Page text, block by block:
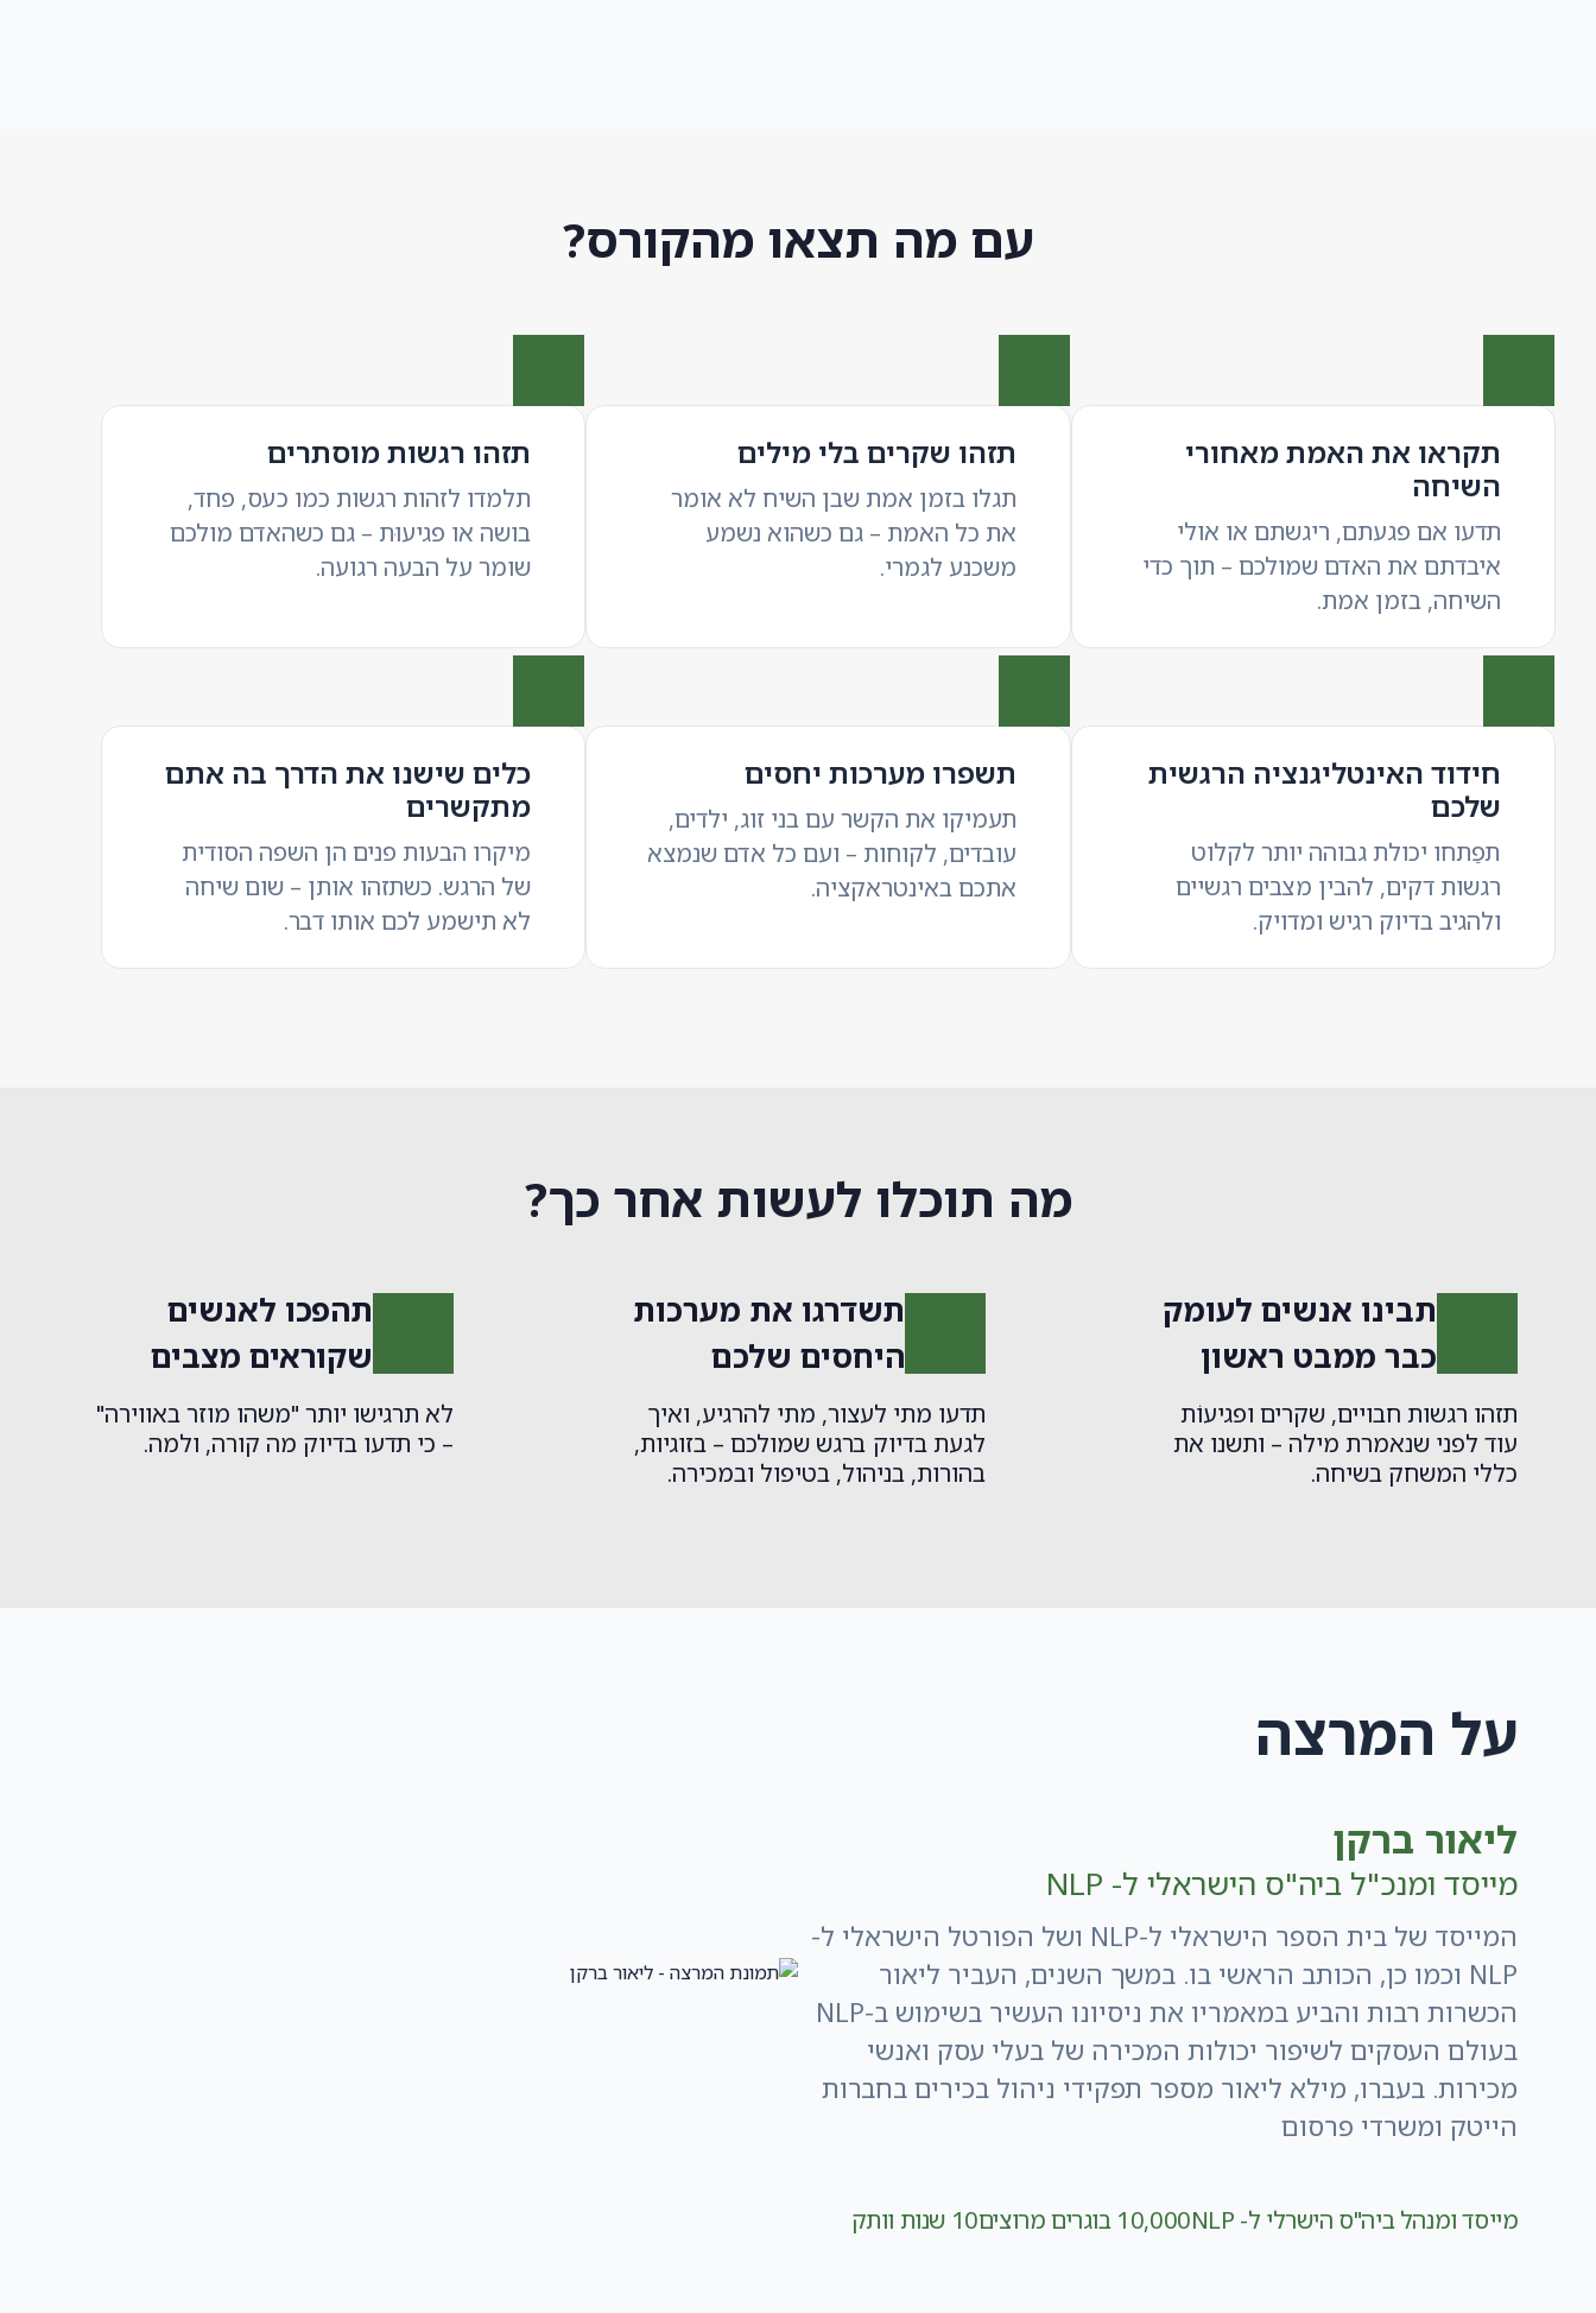
עם מה תצאו מהקורס?
תקראו את האמת מאחורי
השיחה
תדעו אם פגעתם, ריגשתם או אולי
איבדתם את האדם שמולכם – תוך כדי
השיחה, בזמן אמת.
תזהו שקרים בלי מילים
תגלו בזמן אמת שבן השיח לא אומר
את כל האמת – גם כשהוא נשמע
משכנע לגמרי.
תזהו רגשות מוסתרים
תלמדו לזהות רגשות כמו כעס, פחד,
בושה או פגיעוּת – גם כשהאדם מולכם
שומר על הבעה רגועה.
חידוד האינטליגנציה הרגשית
שלכם
תפַתחו יכולת גבוהה יותר לקלוט
רגשות דקים, להבין מצבים רגשיים
ולהגיב בדיוק רגיש ומדויק.
תשפרו מערכות יחסים
תעמיקו את הקשר עם בני זוג, ילדים,
עובדים, לקוחות – ועם כל אדם שנמצא
אתכם באינטראקציה.
כלים שישנו את הדרך בה אתם
מתקשרים
מיקרו הבעות פנים הן השפה הסודית
של הרגש. כשתזהו אותן – שום שיחה
לא תישמע לכם אותו דבר.
מה תוכלו לעשות אחר כך?
תבינו אנשים לעומק
כבר ממבט ראשון
תזהו רגשות חבויים, שקרים ופגיעוֹת
עוד לפני שנאמרת מילה – ותשנו את
כללי המשחק בשיחה.
תשדרגו את מערכות
היחסים שלכם
תדעו מתי לעצור, מתי להרגיע, ואיך
לגעת בדיוק ברגש שמולכם – בזוגיות,
בהורות, בניהול, בטיפול ובמכירה.
תהפכו לאנשים
שקוראים מצבים
לא תרגישו יותר "משהו מוזר באווירה"
– כי תדעו בדיוק מה קורה, ולמה.
על המרצה
ליאור ברקן
מייסד ומנכ"ל ביה"ס הישראלי ל- NLP
המייסד של בית הספר הישראלי ל-NLP ושל הפורטל הישראלי ל-
NLP וכמו כן, הכותב הראשי בו. במשך השנים, העביר ליאור
הכשרות רבות והביע במאמריו את ניסיונו העשיר בשימוש ב-NLP
בעולם העסקים לשיפור יכולות המכירה של בעלי עסק ואנשי
מכירות. בעברו, מילא ליאור מספר תפקידי ניהול בכירים בחברות
הייטק ומשרדי פרסום
מייסד ומנהל ביה"ס הישרלי ל- NLP 10,000 בוגרים מרוצים 10 שנות וותק